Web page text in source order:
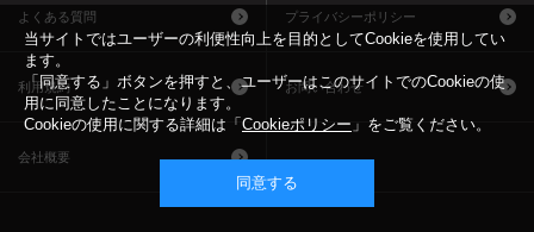
よくある質問 プライバシーポリシー
利用規約 お問い合わせ
会社概要
当サイトではユーザーの利便性向上を目的としてCookieを使用してい
ます。
「同意する」ボタンを押すと、ユーザーはこのサイトでのCookieの使
用に同意したことになります。
Cookieの使用に関する詳細は「 Cookieポリシー 」をご覧ください。
同意する